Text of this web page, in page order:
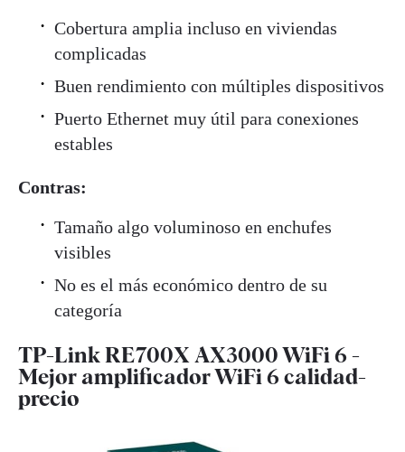
Cobertura amplia incluso en viviendas
complicadas
Buen rendimiento con múltiples dispositivos
Puerto Ethernet muy útil para conexiones
estables
Contras:
Tamaño algo voluminoso en enchufes
visibles
No es el más económico dentro de su
categoría
TP-Link RE700X AX3000 WiFi 6 -
Mejor amplificador WiFi 6 calidad-
precio